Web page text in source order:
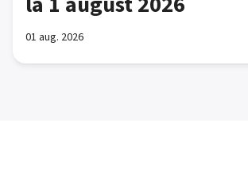
01 aug. 2026